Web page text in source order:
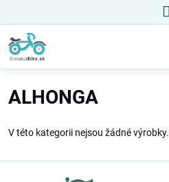
ALHONGA
V této kategorii nejsou žádné výrobky.